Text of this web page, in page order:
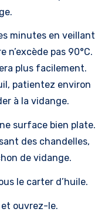
minutes en veillant
pas 90°C.
plus facilement.
patientez environ
à la vidange.
surface bien plate.
des chandelles,
de vidange.
le carter d’huile.
ouvrez-le.